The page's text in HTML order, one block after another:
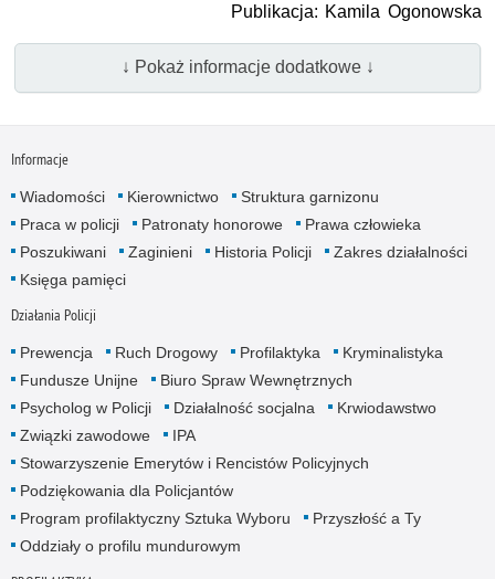
Publikacja: Kamila Ogonowska
↓ Pokaż informacje dodatkowe ↓
Informacje
Wiadomości Kierownictwo
Struktura garnizonu
Praca w policji
Patronaty honorowe
Prawa człowieka
Poszukiwani
Zaginieni Historia Policji
Zakres działalności
Księga pamięci
Działania Policji
Prewencja Ruch Drogowy Profilaktyka
Kryminalistyka
Fundusze Unijne
Biuro Spraw Wewnętrznych
Psycholog w Policji
Działalność socjalna
Krwiodawstwo
Związki zawodowe
IPA
Stowarzyszenie Emerytów i Rencistów Policyjnych
Podziękowania dla Policjantów
Program profilaktyczny Sztuka Wyboru
Przyszłość a Ty
Oddziały o profilu mundurowym